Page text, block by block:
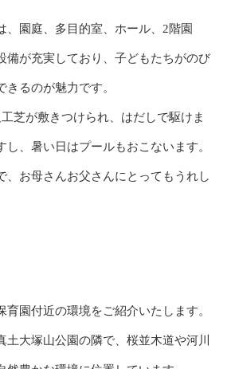
、園庭、多目的室、ホール、2階園
備が充実しており、子どもたちがのび
るのが魅力です。
芝が敷きつけられ、はだしで駆けま
し、暑い日はプールもおこないます。
、お母さんお父さんにとってもうれし
育園付近の環境をご紹介いたします。
土大塚山公園の隣で、桜並木道や河川